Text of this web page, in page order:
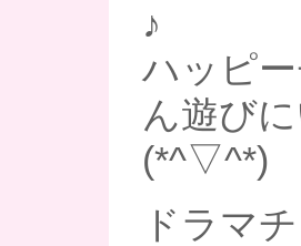
♪
ハッピ
ん遊び
(*^▽^*)
ドラマ